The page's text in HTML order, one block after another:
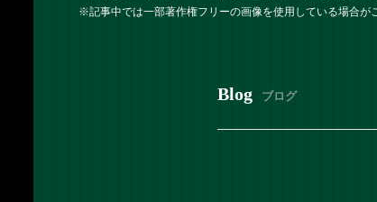
※記事中では一部著作権フリーの画像を使用している場合が
Blog ブログ